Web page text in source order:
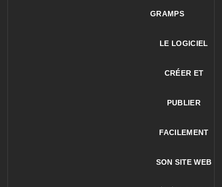
GRAMPS
LE LOGICIEL
CRÉER ET
PUBLIER
FACILEMENT
SON SITE WEB